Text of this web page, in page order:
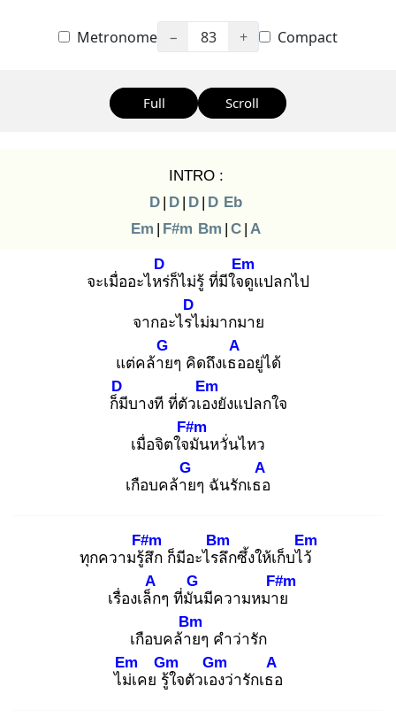
Metronome − 83 + Compact
Full Scroll
INTRO :
D | D | D | D Eb
Em | F#m Bm | C | A
จะเมื่ออะไหร่
D
ก็ไม่รู้ ที่มีใจดู
Em
แปลกไป
จากอะไรไ
D
ม่มากมาย
แต่คล้าย
G
ๆ คิดถึงเธอ
A
อยู่ได้
ก็มี
D
บางที ที่ตัวเอง
Em
ยังแปลกใจ
เมื่อจิตใจมั
F#m
นหวั่นไหว
เกือบคล้าย
G
ๆ ฉันรักเธอ
A
ทุกความรู้สึ
F#m
ก ก็มีอะไรลึ
Bm
กซึ้งให้เก็บไว้
Em
เรื่องเล็ก
A
ๆ ที่มัน
G
มีความหมาย
F#m
เกือบคล้าย
Bm
ๆ คำว่ารัก
ไม่เ
Em
คย รู้ใ
Gm
จตัวเอง
Gm
ว่ารักเธอ
A